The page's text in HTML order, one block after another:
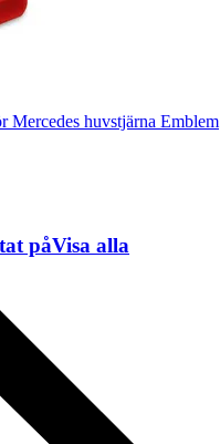
Mercedes huvstjärna Emblem
påVisa alla